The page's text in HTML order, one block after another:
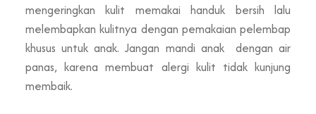
mengeringkan kulit memakai handuk bersih lalu
melembapkan kulitnya dengan pemakaian pelembap
khusus untuk anak. Jangan mandi anak dengan air
panas, karena membuat alergi kulit tidak kunjung
membaik.